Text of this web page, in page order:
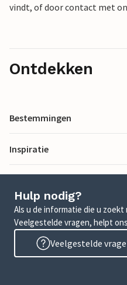
vindt, of door contact met
Ontdekken
Bestemmingen
Inspiratie
Hulp nodig?
Als u de informatie die u
Veelgestelde vragen, helpt
Veelgestelde